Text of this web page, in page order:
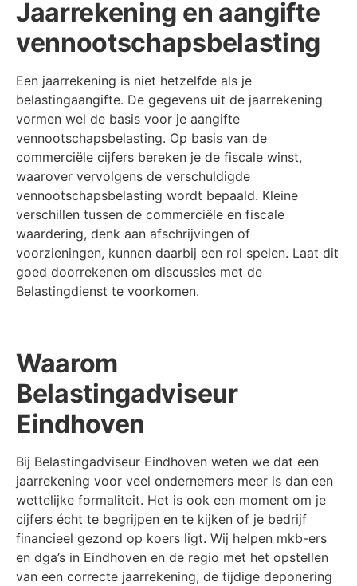
Jaarrekening en aangifte
vennootschapsbelasting
Een jaarrekening is niet hetzelfde als je
belastingaangifte. De gegevens uit de jaarrekening
vormen wel de basis voor je aangifte
vennootschapsbelasting. Op basis van de
commerciële cijfers bereken je de fiscale winst,
waarover vervolgens de verschuldigde
vennootschapsbelasting wordt bepaald. Kleine
verschillen tussen de commerciële en fiscale
waardering, denk aan afschrijvingen of
voorzieningen, kunnen daarbij een rol spelen. Laat dit
goed doorrekenen om discussies met de
Belastingdienst te voorkomen.
Waarom
Belastingadviseur
Eindhoven
Bij Belastingadviseur Eindhoven weten we dat een
jaarrekening voor veel ondernemers meer is dan een
wettelijke formaliteit. Het is ook een moment om je
cijfers écht te begrijpen en te kijken of je bedrijf
financieel gezond op koers ligt. Wij helpen mkb-ers
en dga’s in Eindhoven en de regio met het opstellen
van een correcte jaarrekening, de tijdige deponering